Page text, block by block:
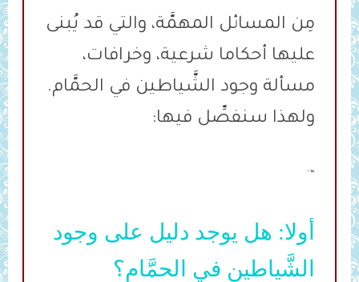
مِن المسائل المهمَّة، والتي قد يُبنى
عليها أحكاما شرعية، وخرافات،
مسألة وجود الشَّياطين في الحمَّام.
ولهذا سنفصِّل فيها:
أولا: هل يوجد دليل على وجود
الشَّياطين في الحمَّام؟